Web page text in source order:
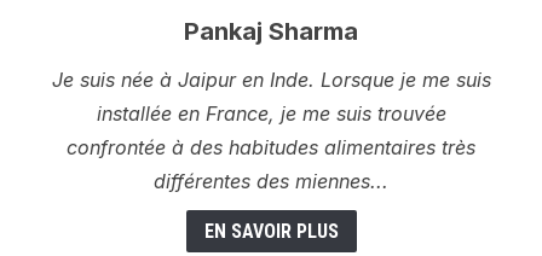
Pankaj Sharma
Je suis née à Jaipur en Inde. Lorsque je me suis
installée en France, je me suis trouvée
confrontée à des habitudes alimentaires très
différentes des miennes...
EN SAVOIR PLUS